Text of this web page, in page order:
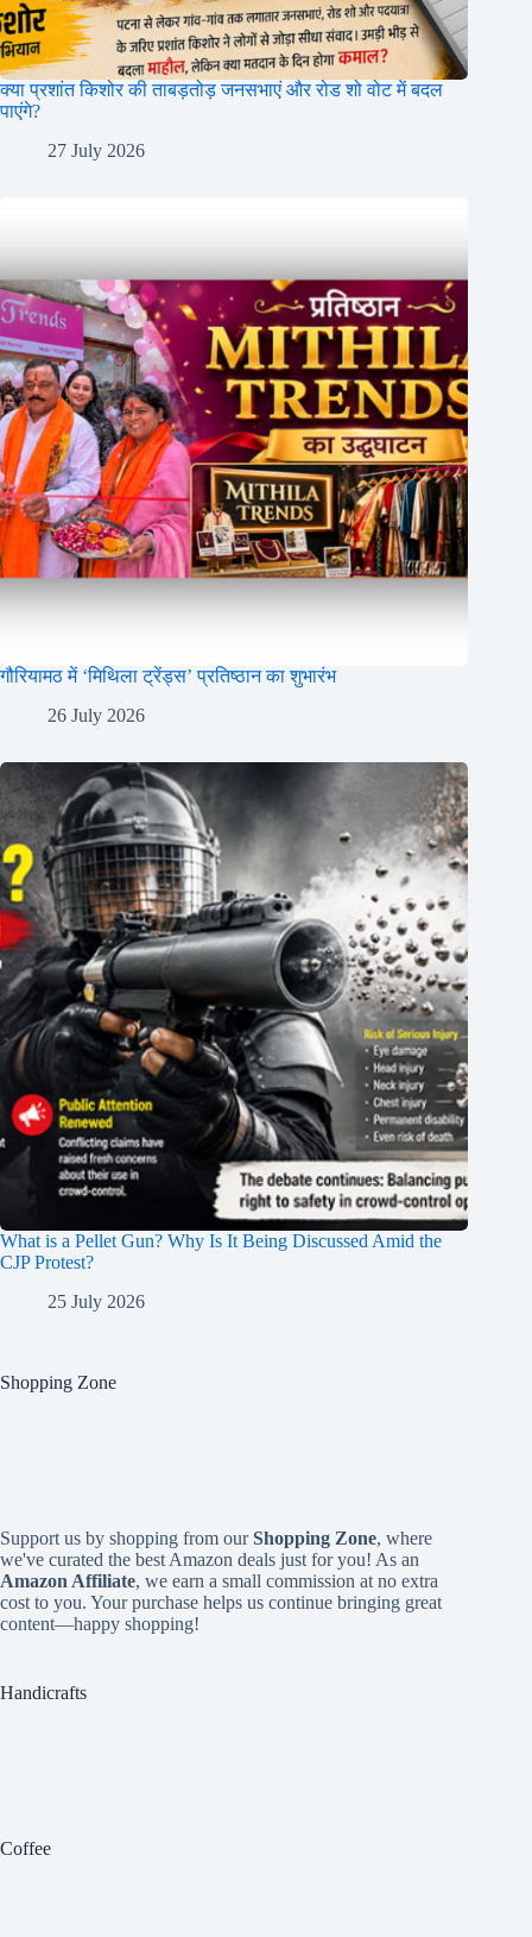
क्या प्रशांत किशोर की ताबड़तोड़ जनसभाएं और रोड शो वोट में बदल
पाएंगे?
27 July 2026
गौरियामठ में ‘मिथिला ट्रेंड्स’ प्रतिष्ठान का शुभारंभ
26 July 2026
What is a Pellet Gun? Why Is It Being Discussed Amid the
CJP Protest?
25 July 2026
Shopping Zone
Support us by shopping from ourShopping Zone, where
we've curated the best Amazon deals just for you! As an
Amazon Affiliate, we earn a small commission at no extra
cost to you. Your purchase helps us continue bringing great
content—happy shopping!
Handicrafts
Coffee